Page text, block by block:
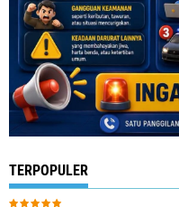
TERPOPULER